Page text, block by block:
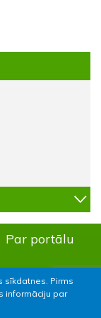
sīkdatnes. Pirms
informāciju par
Par portālu